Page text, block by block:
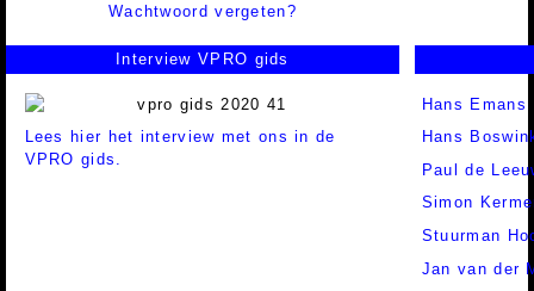
Wachtwoord vergeten?
Interview VPRO gids
Lees hier het interview met ons in de
VPRO gids.
Hans Emans
Hans
Paul de
Simon
Stuurman
Jan van der